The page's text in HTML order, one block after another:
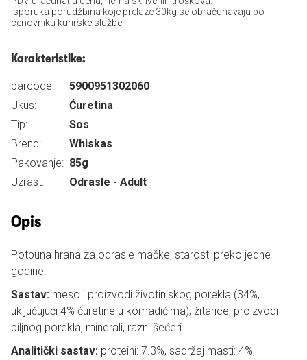
Isporuka porudžbina koje prelaze 30kg se obračunavaju po
cenovniku kurirske službe.
Karakteristike:
barcode:
5900951302060
Ukus:
Ćuretina
Tip:
Sos
Brend:
Whiskas
Pakovanje: 85g
Uzrast:
Odrasle - Adult
Opis
Potpuna hrana za odrasle mačke, starosti preko jedne
godine.
Sastav: meso i proizvodi životinjskog porekla (34%,
uključujući 4% ćuretine u komadićima), žitarice, proizvodi
biljnog porekla, minerali, razni šećeri.
Analitički sastav: proteini: 7.3%, sadržaj masti: 4%,